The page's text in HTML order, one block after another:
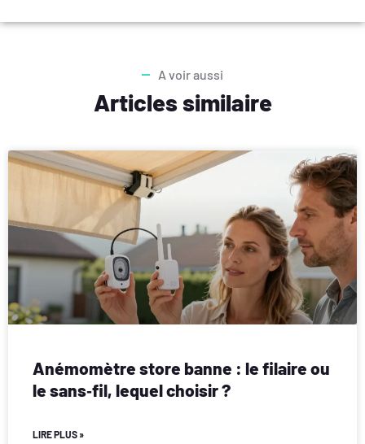
A voir aussi
Articles similaire
Anémomètre store banne : le filaire ou
le sans‑fil, lequel choisir ?
LIRE PLUS »